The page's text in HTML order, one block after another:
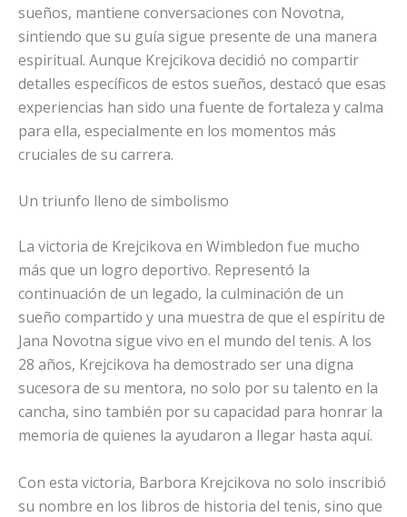
sueños, mantiene conversaciones con Novotna,
sintiendo que su guía sigue presente de una manera
espiritual. Aunque Krejcikova decidió no compartir
detalles específicos de estos sueños, destacó que esas
experiencias han sido una fuente de fortaleza y calma
para ella, especialmente en los momentos más
cruciales de su carrera.
Un triunfo lleno de simbolismo
La victoria de Krejcikova en Wimbledon fue mucho
más que un logro deportivo. Representó la
continuación de un legado, la culminación de un
sueño compartido y una muestra de que el espíritu de
Jana Novotna sigue vivo en el mundo del tenis. A los
28 años, Krejcikova ha demostrado ser una digna
sucesora de su mentora, no solo por su talento en la
cancha, sino también por su capacidad para honrar la
memoria de quienes la ayudaron a llegar hasta aquí.
Con esta victoria, Barbora Krejcikova no solo inscribió
su nombre en los libros de historia del tenis, sino que